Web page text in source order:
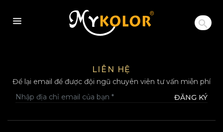
MYKOLOR
LIÊN HỆ
Để lại email để được đội ngũ chuyên viên tư vấn miễn phí
ĐĂNG KÝ